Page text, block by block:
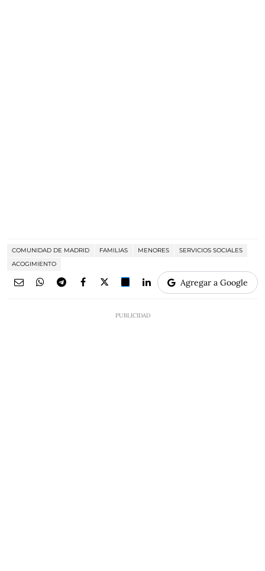
COMUNIDAD DE MADRID FAMILIAS MENORES
SERVICIOS SOCIALES
ACOGIMIENTO
Agregar a Google